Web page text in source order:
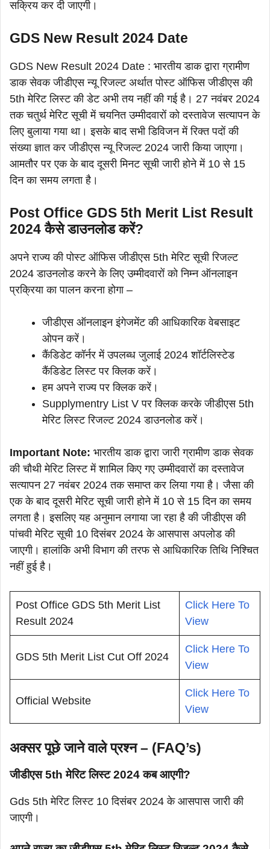
सक्रिय कर दी जाएगी।
GDS New Result 2024 Date
GDS New Result 2024 Date : भारतीय डाक द्वारा ग्रामीण
डाक सेवक जीडीएस न्यू रिजल्ट अर्थात पोस्ट ऑफिस जीडीएस की
5th मेरिट लिस्ट की डेट अभी तय नहीं की गई है। 27 नवंबर 2024
तक चतुर्थ मेरिट सूची में चयनित उम्मीदवारों को दस्तावेज सत्यापन के
लिए बुलाया गया था। इसके बाद सभी डिविजन में रिक्त पदों की
संख्या ज्ञात कर जीडीएस न्यू रिजल्ट 2024 जारी किया जाएगा।
आमतौर पर एक के बाद दूसरी मिनट सूची जारी होने में 10 से 15
दिन का समय लगता है।
Post Office GDS 5th Merit List Result
2024 कैसे डाउनलोड करें?
अपने राज्य की पोस्ट ऑफिस जीडीएस 5th मेरिट सूची रिजल्ट
2024 डाउनलोड करने के लिए उम्मीदवारों को निम्न ऑनलाइन
प्रक्रिया का पालन करना होगा –
जीडीएस ऑनलाइन इंगेजमेंट की आधिकारिक वेबसाइट
ओपन करें।
कैंडिडेट कॉर्नर में उपलब्ध जुलाई 2024 शॉर्टलिस्टेड
कैंडिडेट लिस्ट पर क्लिक करें।
हम अपने राज्य पर क्लिक करें।
Supplymentry List V पर क्लिक करके जीडीएस 5th
मेरिट लिस्ट रिजल्ट 2024 डाउनलोड करें।
Important Note: भारतीय डाक द्वारा जारी ग्रामीण डाक सेवक
की चौथी मेरिट लिस्ट में शामिल किए गए उम्मीदवारों का दस्तावेज
सत्यापन 27 नवंबर 2024 तक समाप्त कर लिया गया है। जैसा की
एक के बाद दूसरी मेरिट सूची जारी होने में 10 से 15 दिन का समय
लगता है। इसलिए यह अनुमान लगाया जा रहा है की जीडीएस की
पांचवी मेरिट सूची 10 दिसंबर 2024 के आसपास अपलोड की
जाएगी। हालांकि अभी विभाग की तरफ से आधिकारिक तिथि निश्चित
नहीं हुई है।
Post Office GDS 5th Merit List
Result 2024
Click Here To
View
GDS 5th Merit List Cut Off 2024
Click Here To
View
Official Website
Click Here To
View
अक्सर पूछे जाने वाले प्रश्न – (FAQ’s)
जीडीएस 5th मेरिट लिस्ट 2024 कब आएगी?
Gds 5th मेरिट लिस्ट 10 दिसंबर 2024 के आसपास जारी की
जाएगी।